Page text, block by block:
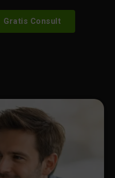
Gratis Consult